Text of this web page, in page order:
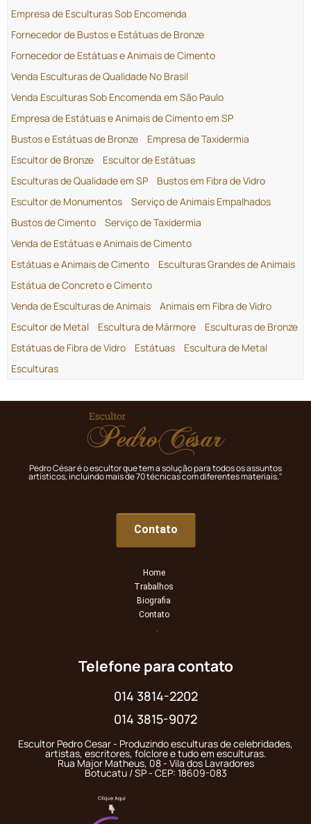
Empresa de Esculturas Sob Encomenda
Fornecedor de Bustos e Estátuas de Bronze
Fornecedor de Estátuas e Animais de Cimento
Venda Esculturas de Qualidade No Brasil
Venda Esculturas Sob Encomenda em São Paulo
Empresa de Estátuas e Animais de Cimento em SP
Bustos e Estátuas de Bronze
Empresa de Taxidermia
Escultor de Bronze
Escultor de Estátuas
Esculturas de Qualidade em SP
Bustos em Fibra de Vidro
Escultor de Monumentos
Serviço de Animais Empalhados
Bustos de Cimento
Serviço de Taxidermia
Venda de Estátuas e Animais de Cimento
Estátuas e Animais de Cimento
Esculturas Grandes de Animais
Estátua de Concreto e Cimento
Venda de Esculturas de Animais
Animais em Fibra de Vidro
Escultor de Metal
Escultura de Mármore
Esculturas de Bronze
Estátuas de Fibra de Vidro
Estátuas
Escultura de Metal
Esculturas
Pedro César é o escultor que tem a solução para todos os assuntos
artísticos, incluindo mais de 70 técnicas com diferentes materiais."
Contato
Home
Trabalhos
Biografia
Contato
.
Telefone para contato
014 3814-2202
014 3815-9072
Escultor Pedro Cesar - Produzindo esculturas de celebridades,
artistas, escritores, folclore e tudo em esculturas.
Rua Major Matheus, 08 - Vila dos Lavradores
Botucatu / SP - CEP: 18609-083